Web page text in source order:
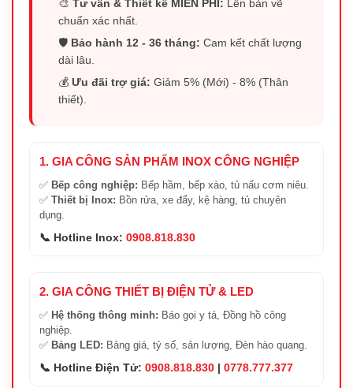
🎨Tư vấn & Thiết kế MIỄN PHÍ: Lên bản vẽ
chuẩn xác nhất.
🛡️ Bảo hành 12 - 36 tháng: Cam kết chất lượng
dài lâu.
💰Ưu đãi trợ giá: Giảm 5% (Mới) - 8% (Thân
thiết).
1. GIA CÔNG SẢN PHẨM INOX CÔNG NGHIỆP
✅ Bếp công nghiệp: Bếp hầm, bếp xào, tủ nấu cơm niêu.
✅ Thiết bị Inox: Bồn rửa, xe đẩy, kệ hàng, tủ chuyên
dụng.
📞 Hotline Inox: 0908.818.830
2. GIA CÔNG THIẾT BỊ ĐIỆN TỬ & LED
✅ Hệ thống thông minh: Báo gọi y tá, Đồng hồ công
nghiệp.
✅ Bảng LED: Bảng giá, tỷ số, sản lượng, Đèn hào quang.
📞 Hotline Điện Tử: 0908.818.830 | 0778.777.377